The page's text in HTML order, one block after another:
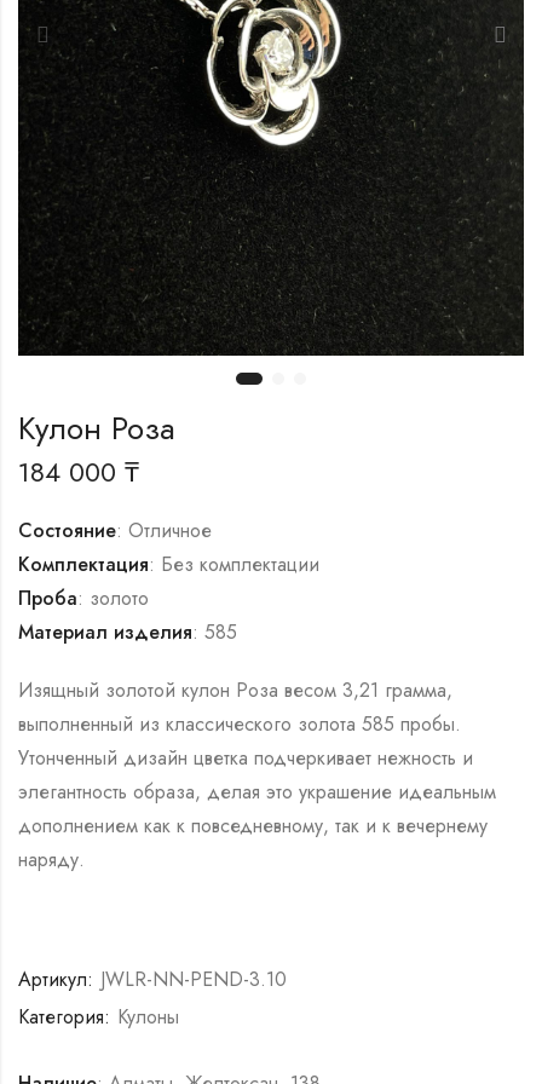
Кулон Роза
184 000 ₸
Состояние: Отличное
Комплектация: Без комплектации
Проба: золото
Материал изделия: 585
Изящный золотой кулон Роза весом 3,21 грамма,
выполненный из классического золота 585 пробы.
Утонченный дизайн цветка подчеркивает нежность и
элегантность образа, делая это украшение идеальным
дополнением как к повседневному, так и к вечернему
наряду.
Артикул: JWLR-NN-PEND-3.10
Категория: Кулоны